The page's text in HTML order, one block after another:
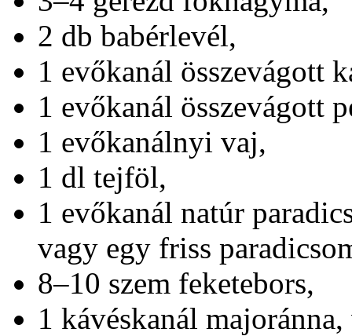
2 db babérlevél,
1 evőkanál összevágott
1 evőkanál összevágott
1 evőkanálnyi vaj,
1 dl tejföl,
1 evőkanál natúr
vagy egy friss
8–10 szem feketebors,
1 kávéskanál